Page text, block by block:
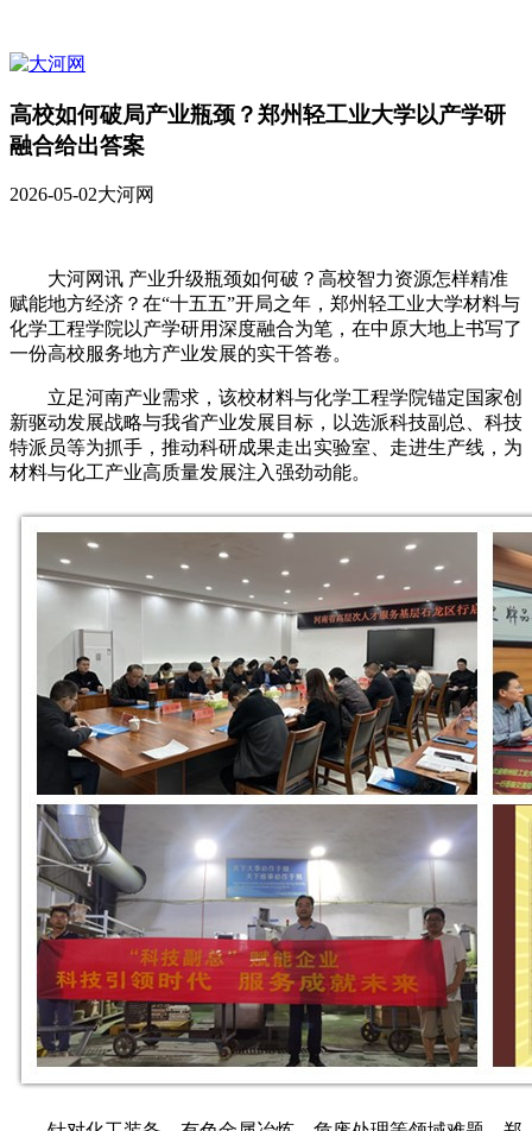
高校如何破局产业瓶颈？郑州轻工业大学以产学研
融合给出答案
2026-05-02大河网
大河网讯 产业升级瓶颈如何破？高校智力资源怎样精准
赋能地方经济？在“十五五”开局之年，郑州轻工业大学材料与
化学工程学院以产学研用深度融合为笔，在中原大地上书写了
一份高校服务地方产业发展的实干答卷。
立足河南产业需求，该校材料与化学工程学院锚定国家创
新驱动发展战略与我省产业发展目标，以选派科技副总、科技
特派员等为抓手，推动科研成果走出实验室、走进生产线，为
材料与化工产业高质量发展注入强劲动能。